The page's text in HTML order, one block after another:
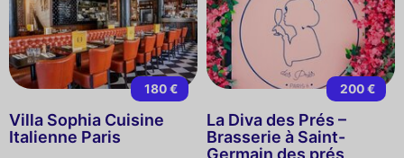
180 €
Villa Sophia Cuisine
Italienne Paris
200 €
La Diva des Prés –
Brasserie à Saint-
Germain des prés